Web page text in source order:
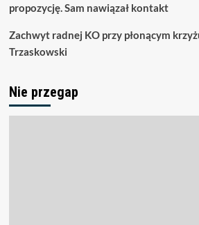
propozycję. Sam nawiązał kontakt
Zachwyt radnej KO przy płonącym
Trzaskowski
Nie przegap